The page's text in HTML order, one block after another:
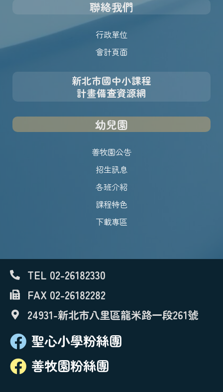
聯絡我們
行政單位
會計頁面
新北市國中小課程
計畫備查資源網
幼兒園
善牧園公告
招生訊息
各班介紹
課程特色
下載專區
TEL 02-26182330
FAX 02-26182282
24931-新北市八里區龍米路一段261號
聖心小學粉絲團
善牧園粉絲團